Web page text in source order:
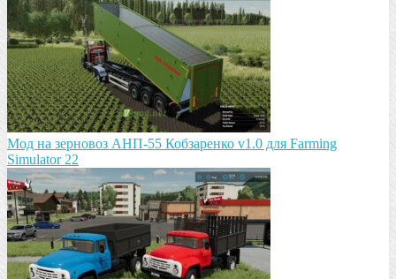
Мод на зeрновоз АНП-55 Кобзарeнко v1.0 для Farming
Simulator 22